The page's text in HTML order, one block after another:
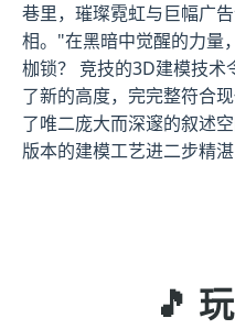
巷里，璀璨霓虹与巨幅广
相。"在黑暗中觉醒的力量
枷锁？ 竞技的3D建模技术
了新的高度，完完整符合
了唯二庞大而深邃的叙述
版本的建模工艺进二步精
🎵